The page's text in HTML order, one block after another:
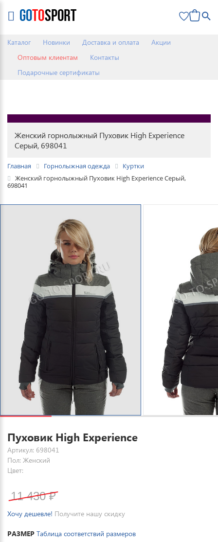
Каталог Новинки Доставка и оплата
Акции
Оптовым клиентам
Контакты
Подарочные сертификаты
0
Женский горнолыжный Пуховик High Experience
Серый, 698041
Главная Горнолыжная одежда
Куртки
Женский горнолыжный Пуховик High Experience Серый,
698041
Пуховик High Experience
Артикул: 698041
Пол: Женский
Цвет:
11 430₽
Хочу дешевле! Получите нашу скидку
РАЗМЕР Таблица соответствий размеров